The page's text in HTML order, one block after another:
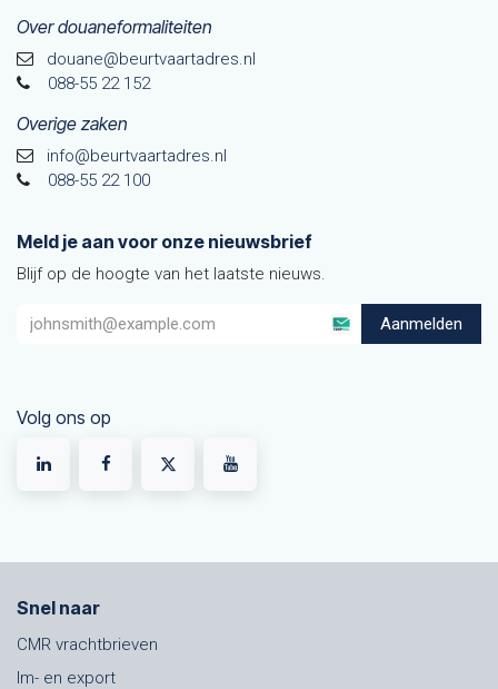
Over douaneformaliteiten
douane@beurtvaarta​dres.nl
088-55 22 152
Overige zaken
info@beurtvaartadres.nl
088-55 22 100
Meld je aan voor onze nieuwsbrief
Blijf op de hoogte van het laatste nieuws.
Aanmelden
Volg ons op
Snel naar
CMR vrachtbrieven
Im- en export